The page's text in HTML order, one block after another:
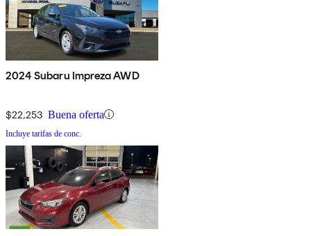
2024 Subaru Impreza AWD
$22,253 Buena oferta
Incluye tarifas de conc.